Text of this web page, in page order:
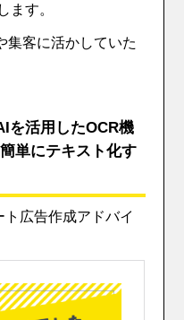
ます。
集客に活かしていた
活用したOCR機
単にテキスト化す
広告作成アドバイ